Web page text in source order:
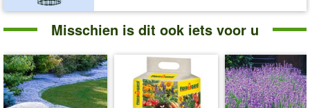
Misschien is dit ook iets voor u